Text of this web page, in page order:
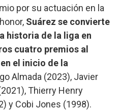
por su actuación en la
Suárez se convierte
historia de la liga en
cuatro premios al
el inicio de la
Almada (2023), Javier
Thierry Henry
y Cobi Jones (1998).